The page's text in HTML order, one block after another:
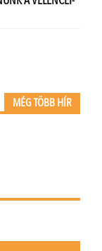
MÉG TÖBB HÍR